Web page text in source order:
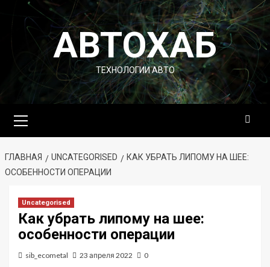
Перейти
содержимомуАВТОХАБ
ТЕХНОЛОГИИ АВТО
меню
ГЛАВНАЯ UNCATEGORISED
КАК УБРАТЬ ЛИПОМУ НА ШЕЕ:
ОСОБЕННОСТИ ОПЕРАЦИИ
Uncategorised
Как убрать липому на шее:
особенности операции
sib_ecometal 23 апреля 2022 0